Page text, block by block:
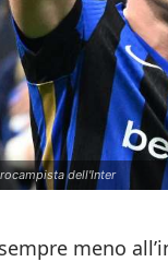
dell'Inter
meno